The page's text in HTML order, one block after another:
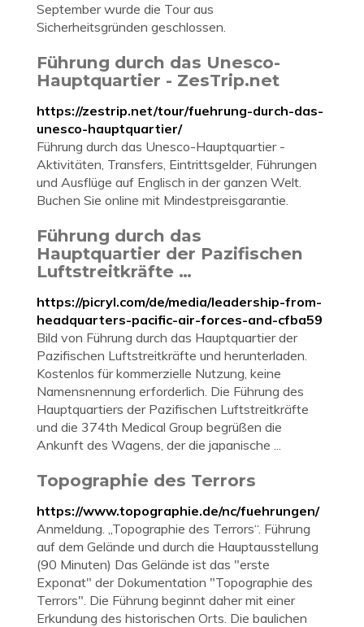
September wurde die Tour aus
Sicherheitsgründen geschlossen.
Führung durch das Unesco-
Hauptquartier - ZesTrip.net
https://zestrip.net/tour/fuehrung-durch-das-
unesco-hauptquartier/
Führung durch das Unesco-Hauptquartier -
Aktivitäten, Transfers, Eintrittsgelder, Führungen
und Ausflüge auf Englisch in der ganzen Welt.
Buchen Sie online mit Mindestpreisgarantie.
Führung durch das
Hauptquartier der Pazifischen
Luftstreitkräfte …
https://picryl.com/de/media/leadership-from-
headquarters-pacific-air-forces-and-cfba59
Bild von Führung durch das Hauptquartier der
Pazifischen Luftstreitkräfte und herunterladen.
Kostenlos für kommerzielle Nutzung, keine
Namensnennung erforderlich. Die Führung des
Hauptquartiers der Pazifischen Luftstreitkräfte
und die 374th Medical Group begrüßen die
Ankunft des Wagens, der die japanische ...
Topographie des Terrors
https://www.topographie.de/nc/fuehrungen/
Anmeldung. „Topographie des Terrors“. Führung
auf dem Gelände und durch die Hauptausstellung
(90 Minuten) Das Gelände ist das "erste
Exponat" der Dokumentation "Topographie des
Terrors". Die Führung beginnt daher mit einer
Erkundung des historischen Orts. Die baulichen